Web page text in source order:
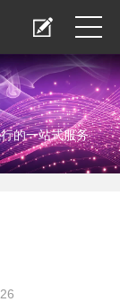
的一站式服务